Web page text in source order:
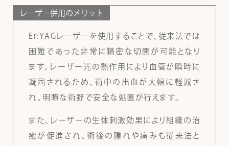
レーザー併用のメリット
Er:YAGレーザーを使用することで、従来法では
困難であった非常に精密な切開が可能となり
ます。レーザー光の熱作用により血管が瞬時に
凝固されるため、術中の出血が大幅に軽減さ
れ、明瞭な術野で安全な処置が行えます。
また、レーザーの生体刺激効果により組織の治
癒が促進され、術後の腫れや痛みも従来法と